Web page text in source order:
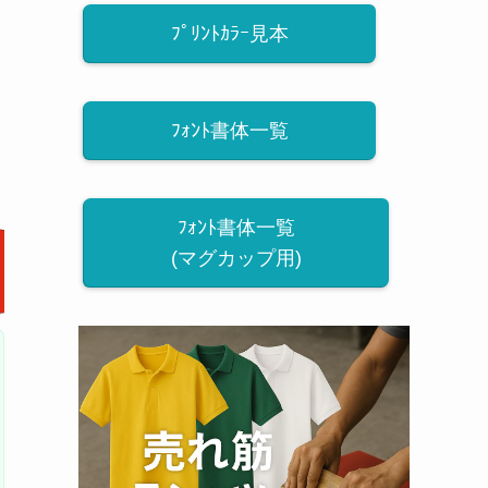
ﾌﾟﾘﾝﾄｶﾗｰ見本
ﾌｫﾝﾄ書体一覧
ﾌｫﾝﾄ書体一覧
(マグカップ用)